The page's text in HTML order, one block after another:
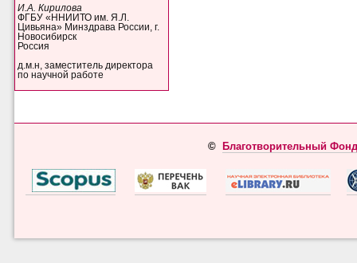
И.А. Кирилова
ФГБУ «ННИИТО им. Я.Л.
Цивьяна» Минздрава России, г.
Новосибирск
Россия
д.м.н, заместитель директора
по научной работе
© Благотворительный